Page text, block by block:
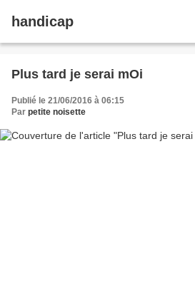
handicap
Plus tard je serai mOi
Publié le 21/06/2016 à 06:15
Par petite noisette